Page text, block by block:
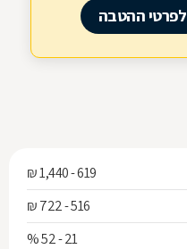
לפרטי ההטבה
619 - 1,440 ₪
516 - 722 ₪
21 - 52 %